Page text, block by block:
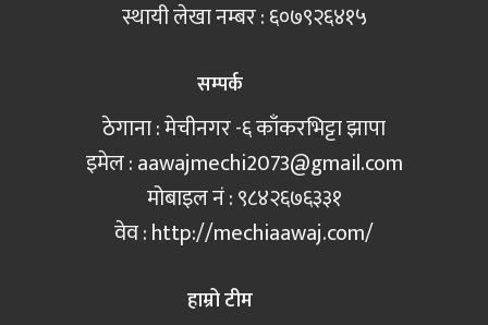
स्थायी लेखा नम्बर : ६०७९२६४१५
सम्पर्क
ठेगाना : मेचीनगर -६ काँकरभिट्टा झापा
इमेल :aawajmechi2073@gmail.com
मोबाइल नं‍ : ९८४२६७६३३१
वेव : http://mechiaawaj.com/
हाम्रो टीम